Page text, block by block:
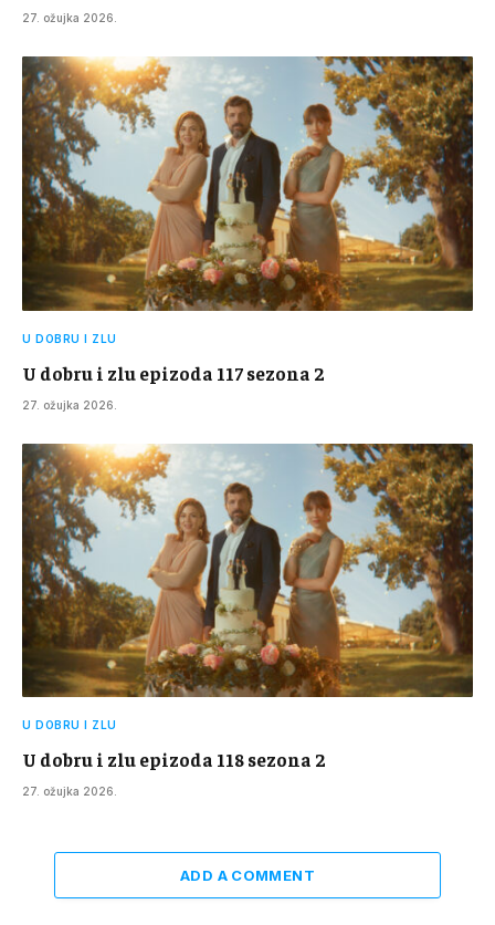
27. ožujka 2026.
U DOBRU I ZLU
U dobru i zlu epizoda 117 sezona 2
27. ožujka 2026.
U DOBRU I ZLU
U dobru i zlu epizoda 118 sezona 2
27. ožujka 2026.
ADD A COMMENT